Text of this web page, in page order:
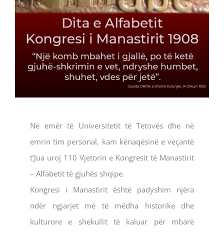
Në emër të Universitetit të Tetovës dhe në
emrin tim personal, kam kënaqësinë e veçantë
t’Jua uroj 110 Vjetorin e Kongresit të Manastirit
– Alfabetit të gjuhës shqipe.
Kongresi i Manastirit është padyshim njëra
ndër ngjarjet më të mëdha historike dhe
kulturore e shekullit të kaluar për mbarë